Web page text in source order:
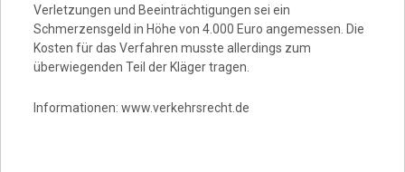
Verletzungen und Beeinträchtigungen sei ein
Schmerzensgeld in Höhe von 4.000 Euro angemessen. Die
Kosten für das Verfahren musste allerdings zum
überwiegenden Teil der Kläger tragen.
Informationen: www.verkehrsrecht.de